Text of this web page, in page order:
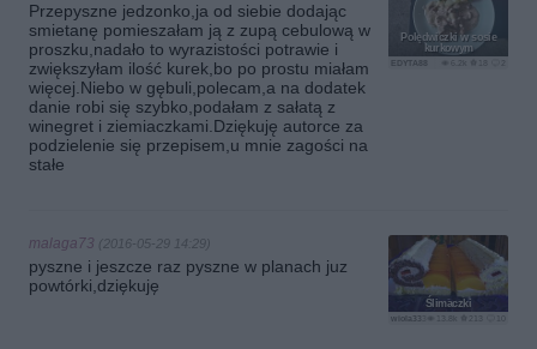
Polędwiczki w sosie
kurkowym
EDYTA88
Przepyszne jedzonko,ja od siebie dodając
smietanę pomieszałam ją z zupą cebulową w
proszku,nadało to wyrazistości potrawie i
zwiększyłam ilość kurek,bo po prostu miałam
więcej.Niebo w gębuli,polecam,a na dodatek
danie robi się szybko,podałam z sałatą z
winegret i ziemiaczkami.Dziękuję autorce za
podzielenie się przepisem,u mnie zagości na
stałe
Ślimaczki
wiola333
malaga73 (2016-05-29 14:29)
pyszne i jeszcze raz pyszne w planach juz
powtórki,dziękuję